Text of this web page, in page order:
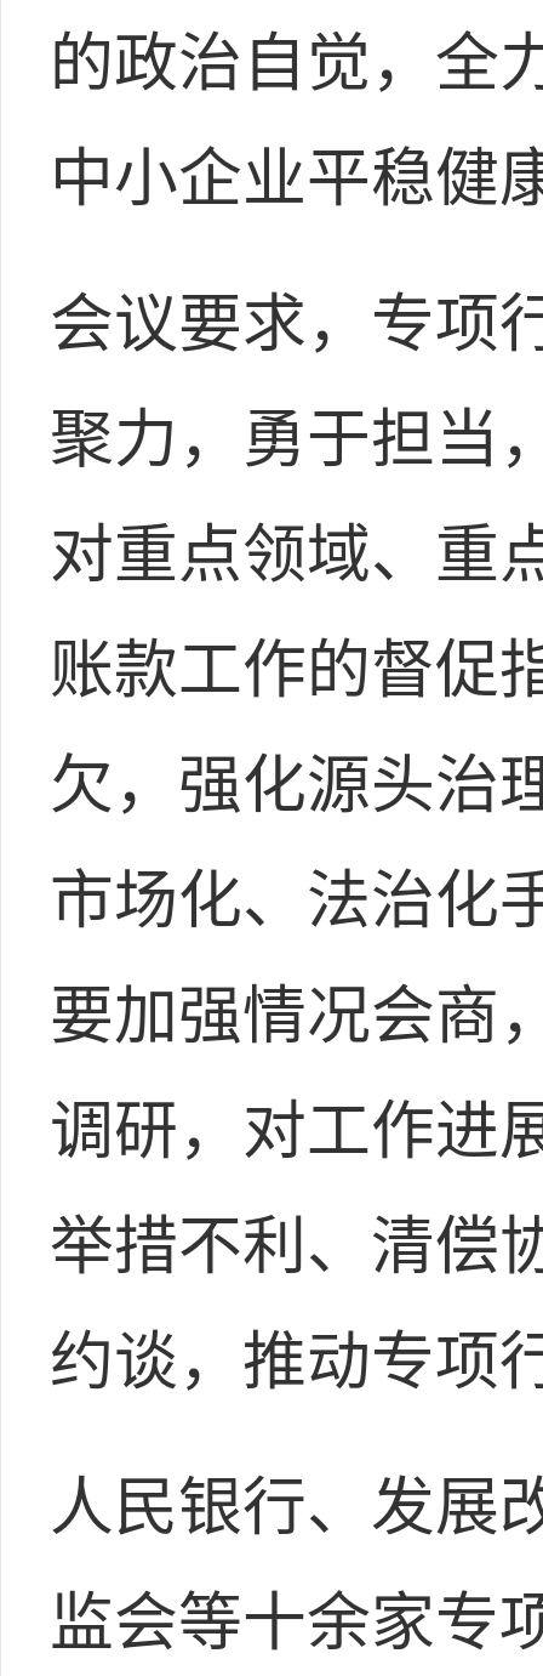
的政治自觉，全
中小企业平稳健
会议要求，专项
聚力，勇于担当
对重点领域、重
账款工作的督促
欠，强化源头治
市场化、法治化
要加强情况会商
调研，对工作进
举措不利、清偿
约谈，推动专项
人民银行、发展
监会等十余家专